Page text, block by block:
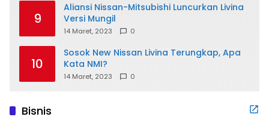
9
Aliansi Nissan-Mitsubishi Luncurkan Livina
Versi Mungil
14 Maret, 2023 0
10
Sosok New Nissan Livina Terungkap, Apa
Kata NMI?
14 Maret, 2023 0
Bisnis